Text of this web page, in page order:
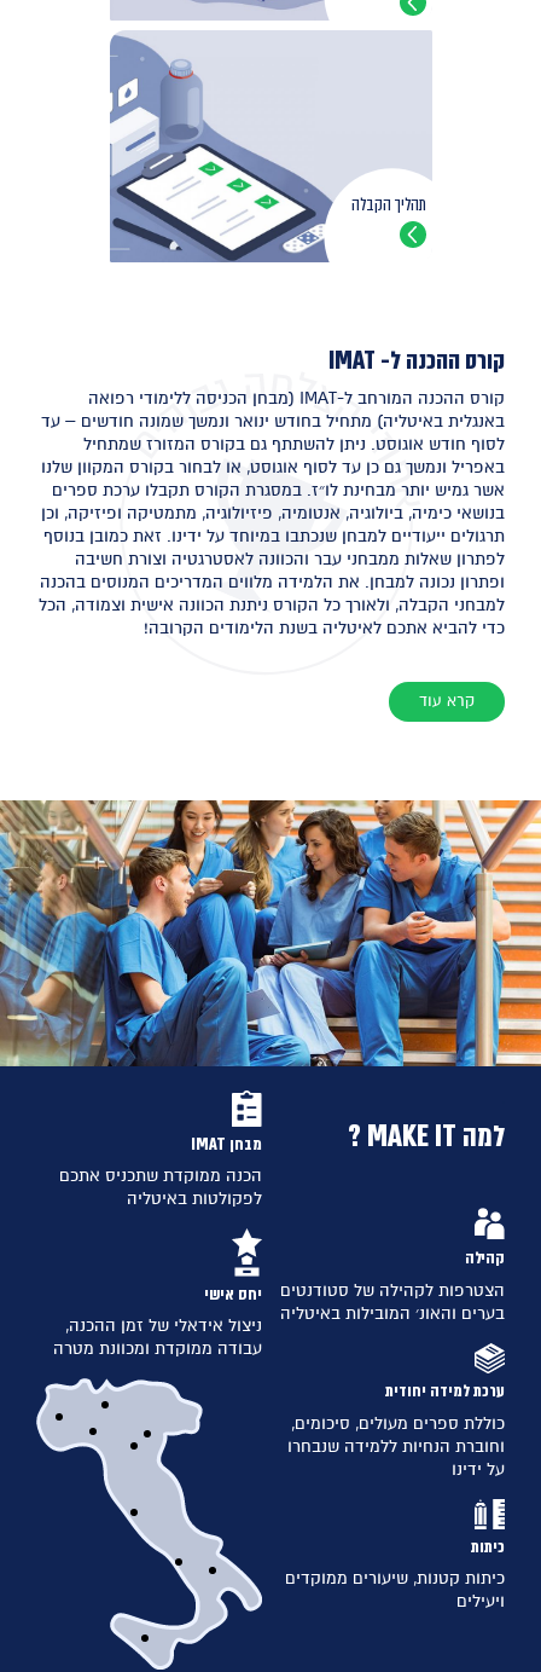
תהליך הקבלה
קורס ההכנה ל- IMAT
קורס ההכנה המורחב ל-IMAT (מבחן הכניסה ללימודי רפואה
באנגלית באיטליה) מתחיל בחודש ינואר ונמשך שמונה חודשים – עד
לסוף חודש אוגוסט. ניתן להשתתף גם בקורס המזורז שמתחיל
באפריל ונמשך גם כן עד לסוף אוגוסט, או לבחור בקורס המקוון שלנו
אשר גמיש יותר מבחינת לו״ז. במסגרת הקורס תקבלו ערכת ספרים
בנושאי כימיה, ביולוגיה, אנטומיה, פיזיולוגיה, מתמטיקה ופיזיקה, וכן
תרגולים ייעודיים למבחן שנכתבו במיוחד על ידינו. זאת כמובן בנוסף
לפתרון שאלות ממבחני עבר והכוונה לאסטרגטיה וצורת חשיבה
ופתרון נכונה למבחן. את הלמידה מלווים המדריכים המנוסים בהכנה
למבחני הקבלה, ולאורך כל הקורס ניתנת הכוונה אישית וצמודה, הכל
כדי להביא אתכם לאיטליה בשנת הלימודים הקרובה!
קרא עוד
למה MAKE IT ?
קהילה
הצטרפות לקהילה של סטודנטים
בערים והאונ׳ המובילות באיטליה
ערכת למידה יחודית
כוללת ספרים מעולים, סיכומים,
וחוברת הנחיות ללמידה שנבחרו
על ידינו
כיתות
כיתות קטנות, שיעורים ממוקדים
ויעילים
מבחן IMAT
הכנה ממוקדת שתכניס אתכם
לפקולטות באיטליה
יחס אישי
ניצול אידאלי של זמן ההכנה,
עבודה ממוקדת ומכוונת מטרה